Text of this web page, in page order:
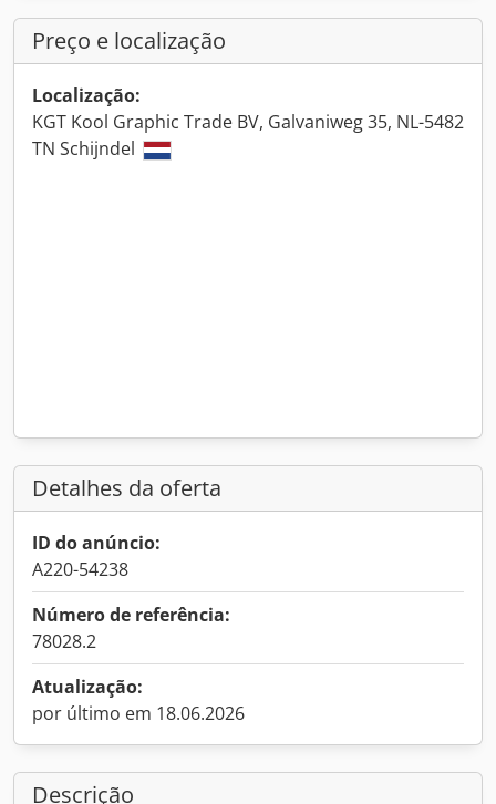
Preço e localização
Localização:
KGT Kool Graphic Trade BV, Galvaniweg 35, NL-5482
TN Schijndel
Detalhes da oferta
ID do anúncio:
A220-54238
Número de referência:
78028.2
Atualização:
por último em 18.06.2026
Descrição